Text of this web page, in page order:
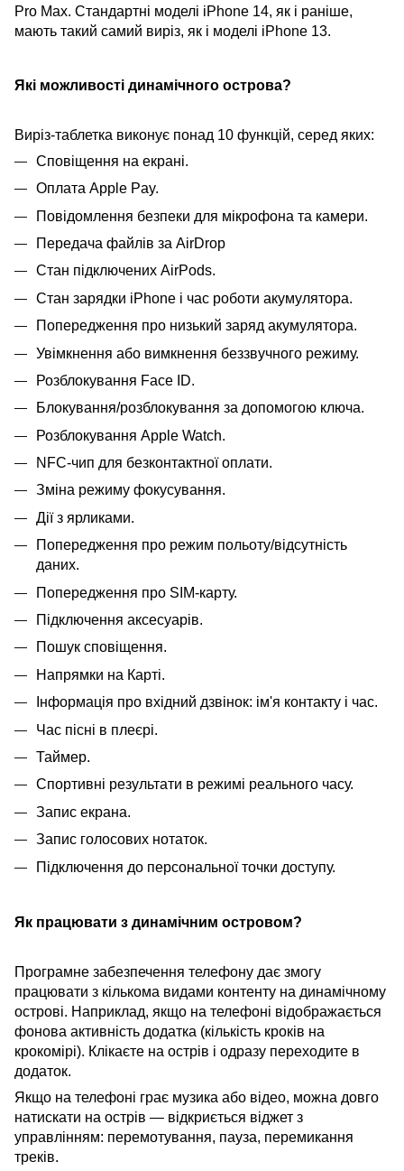
Pro Max. Стандартні моделі iPhone 14, як і раніше,
мають такий самий виріз, як і моделі iPhone 13.
Які можливості динамічного острова?
Виріз-таблетка виконує понад 10 функцій, серед яких:
Сповіщення на екрані.
Оплата Apple Pay.
Повідомлення безпеки для мікрофона та камери.
Передача файлів за AirDrop
Стан підключених AirPods.
Стан зарядки iPhone і час роботи акумулятора.
Попередження про низький заряд акумулятора.
Увімкнення або вимкнення беззвучного режиму.
Розблокування Face ID.
Блокування/розблокування за допомогою ключа.
Розблокування Apple Watch.
NFC-чип для безконтактної оплати.
Зміна режиму фокусування.
Дії з ярликами.
Попередження про режим польоту/відсутність
даних.
Попередження про SIM-карту.
Підключення аксесуарів.
Пошук сповіщення.
Напрямки на Карті.
Інформація про вхідний дзвінок: ім'я контакту і час.
Час пісні в плеєрі.
Таймер.
Спортивні результати в режимі реального часу.
Запис екрана.
Запис голосових нотаток.
Підключення до персональної точки доступу.
Як працювати з динамічним островом?
Програмне забезпечення телефону дає змогу
працювати з кількома видами контенту на динамічному
острові. Наприклад, якщо на телефоні відображається
фонова активність додатка (кількість кроків на
крокомірі). Клікаєте на острів і одразу переходите в
додаток.
Якщо на телефоні грає музика або відео, можна довго
натискати на острів — відкриється віджет з
управлінням: перемотування, пауза, перемикання
треків.